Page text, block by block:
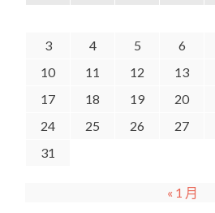
3
4 5 6
10
11 12 13
17
18 19 20
24
25 26 27
31
« 1 月